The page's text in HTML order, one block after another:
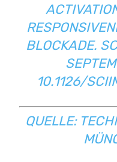
BLOCKADE.
10.1126/
QUELLE: